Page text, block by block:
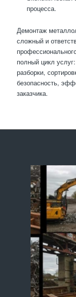
процесса.
Демонтаж
сложный и
полный цикл
разборки,
безопасность,
заказчика.